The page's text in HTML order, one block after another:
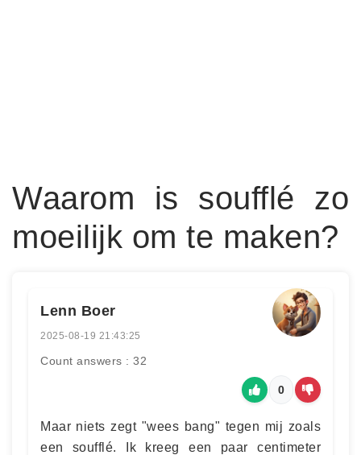
Waarom is soufflé zo
moeilijk om te maken?
Lenn Boer
2025-08-19 21:43:25
Count answers : 32
0
Maar niets zegt "wees bang" tegen mij zoals
een soufflé. Ik kreeg een paar centimeter